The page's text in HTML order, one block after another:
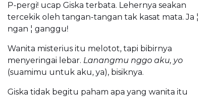
P-pergi! ucap Giska terbata. Lehernya seakan
tercekik oleh tangan-tangan tak kasat mata. Ja ¦
ngan ¦ ganggu!
Wanita misterius itu melotot, tapi bibirnya
menyeringai lebar. Lanangmu nggo aku, yo
(suamimu untuk aku, ya), bisiknya.
Giska tidak begitu paham apa yang wanita itu